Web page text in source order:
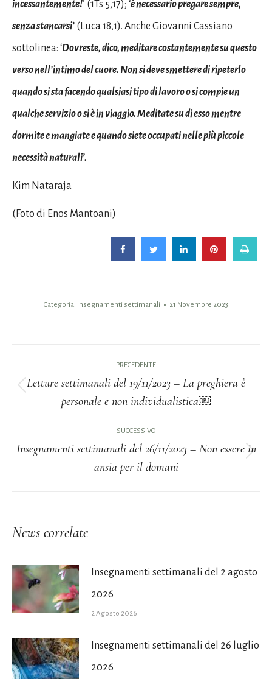
incessantemente!’ (1Ts 5,17); ‘è necessario pregare sempre,
senza stancarsi’ (Luca 18,1). Anche Giovanni Cassiano
sottolinea: ‘Dovreste, dico, meditare costantemente su questo
verso nell’intimo del cuore. Non si deve smettere di ripeterlo
quando si sta facendo qualsiasi tipo di lavoro o si compie un
qualche servizio o si è in viaggio. Meditate su di esso mentre
dormite e mangiate e quando siete occupati nelle più piccole
necessità naturali’.
Kim Nataraja
(Foto di Enos Mantoani)
Categoria: Insegnamenti settimanali 21 Novembre 2023
tra
PRECEDENTE
Post
Letture settimanali del 19/11/2023 – La preghiera è
personale e non individualistica￼
SUCCESSIVO
Prossimo
Insegnamenti settimanali del 26/11/2023 – Non essere in
ansia per il domani
News correlate
Insegnamenti settimanali del 2 agosto
2026
2 Agosto 2026
Insegnamenti settimanali del 26 luglio
2026